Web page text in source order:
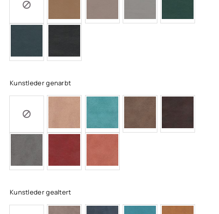
Kunstleder genarbt
Kunstleder gealtert